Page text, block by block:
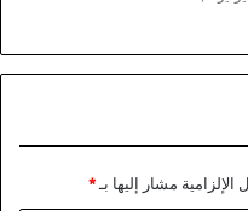
الإلزامية مشار إليها بـ*